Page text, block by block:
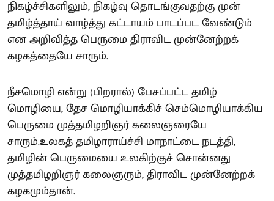
நிகழ்ச்சிகளிலும், நிகழ்வு தொடங்குவதற்கு முன்
தமிழ்த்தாய் வாழ்த்து கட்டாயம் பாடப்பட வேண்டும்
என அறிவித்த பெருமை திராவிட முன்னேற்றக்
கழகத்தையே சாரும்.
நீசமொழி என்று (பிறரால்) பேசப்பட்ட தமிழ்
மொழியை, தேச மொழியாக்கிச் செம்மொழியாக்கிய
பெருமை முத்தமிழறிஞர் கலைஞரையே
சாரும்.உலகத் தமிழாராய்ச்சி மாநாட்டை நடத்தி,
தமிழின் பெருமையை உலகிற்குச் சொன்னது
முத்தமிழறிஞர் கலைஞரும், திராவிட முன்னேற்றக்
கழகமும்தான்.